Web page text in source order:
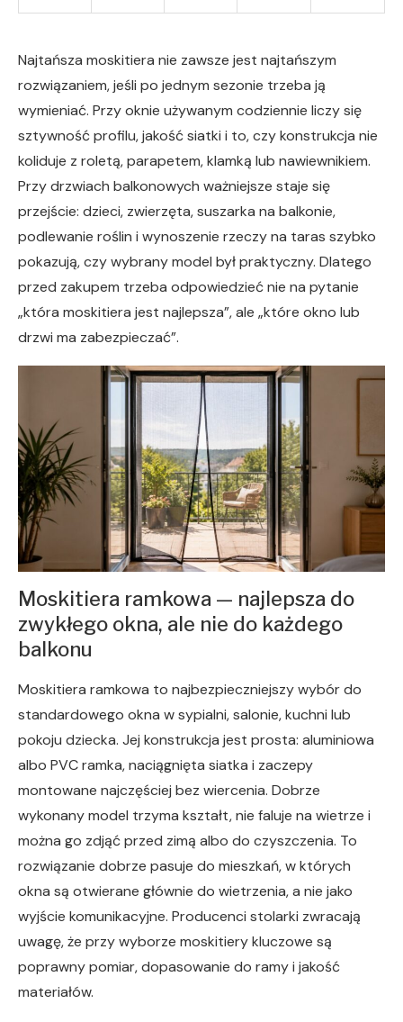
Najtańsza moskitiera nie zawsze jest najtańszym
rozwiązaniem, jeśli po jednym sezonie trzeba ją
wymieniać. Przy oknie używanym codziennie liczy się
sztywność profilu, jakość siatki i to, czy konstrukcja nie
koliduje z roletą, parapetem, klamką lub nawiewnikiem.
Przy drzwiach balkonowych ważniejsze staje się
przejście: dzieci, zwierzęta, suszarka na balkonie,
podlewanie roślin i wynoszenie rzeczy na taras szybko
pokazują, czy wybrany model był praktyczny. Dlatego
przed zakupem trzeba odpowiedzieć nie na pytanie
„która moskitiera jest najlepsza”, ale „które okno lub
drzwi ma zabezpieczać”.
Moskitiera ramkowa — najlepsza do
zwykłego okna, ale nie do każdego
balkonu
Moskitiera ramkowa to najbezpieczniejszy wybór do
standardowego okna w sypialni, salonie, kuchni lub
pokoju dziecka. Jej konstrukcja jest prosta: aluminiowa
albo PVC ramka, naciągnięta siatka i zaczepy
montowane najczęściej bez wiercenia. Dobrze
wykonany model trzyma kształt, nie faluje na wietrze i
można go zdjąć przed zimą albo do czyszczenia. To
rozwiązanie dobrze pasuje do mieszkań, w których
okna są otwierane głównie do wietrzenia, a nie jako
wyjście komunikacyjne. Producenci stolarki zwracają
uwagę, że przy wyborze moskitiery kluczowe są
poprawny pomiar, dopasowanie do ramy i jakość
materiałów.